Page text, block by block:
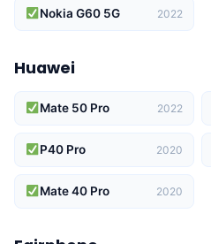
Nokia G60 5G 2022
Huawei
Mate 50 Pro 2022
P40 Pro 2020
Mate 40 Pro 2020